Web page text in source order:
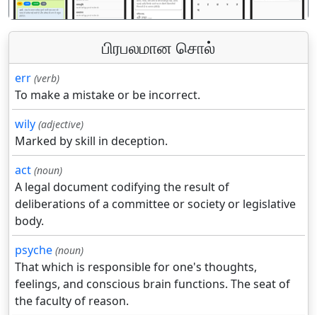
பிரபலமான சொல்
err (verb)
To make a mistake or be incorrect.
wily (adjective)
Marked by skill in deception.
act (noun)
A legal document codifying the result of
deliberations of a committee or society or legislative
body.
psyche (noun)
That which is responsible for one's thoughts,
feelings, and conscious brain functions. The seat of
the faculty of reason.